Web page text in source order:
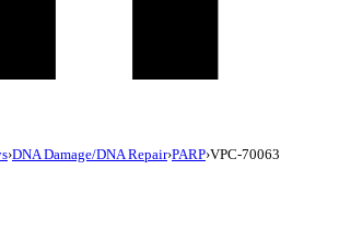
›DNA Damage/DNA Repair›PARP›VPC-70063